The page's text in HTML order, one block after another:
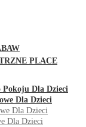
PLACE
Pokoju Dla Dzieci
Dla Dzieci
Dla Dzieci
Dla Dzieci